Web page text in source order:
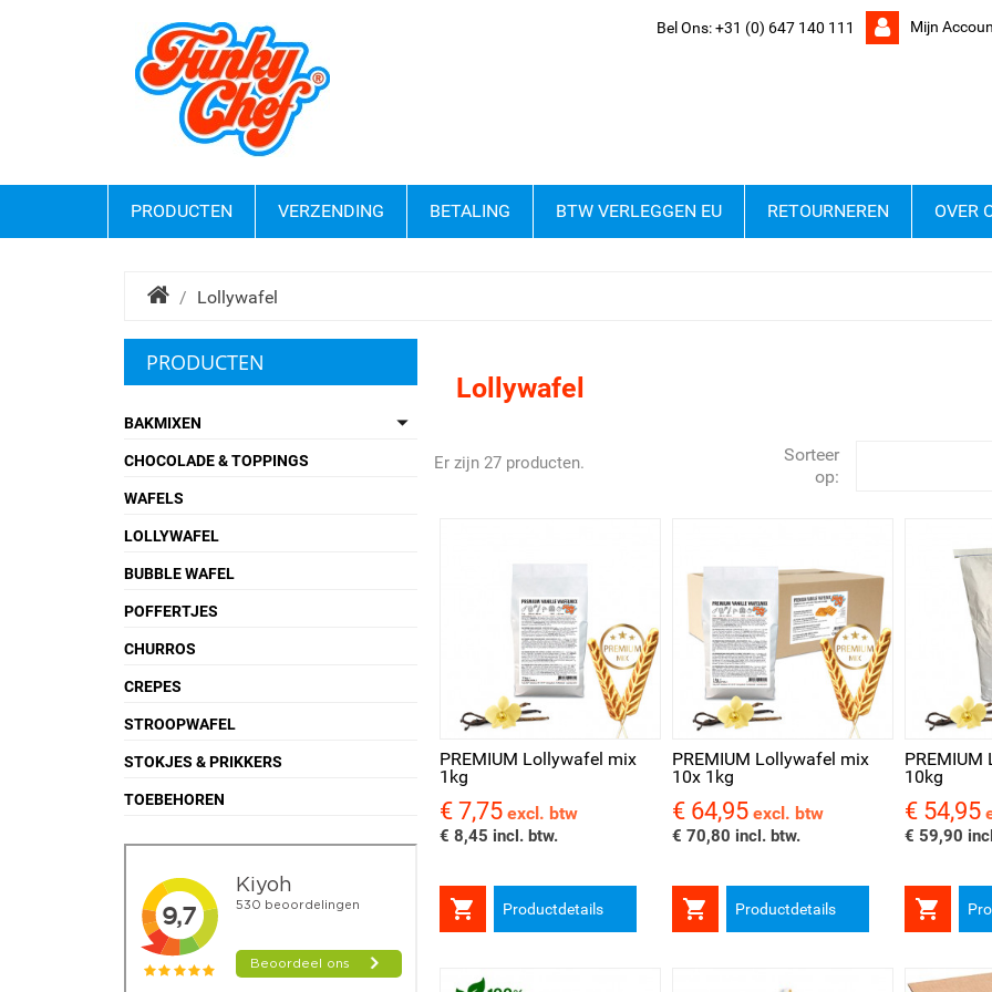
Mijn
Bel Ons:+31 (0) 647 140 111
PRODUCTEN VERZENDING BETALING BTW VERLEGGEN EU RETOURNEREN OVER
Lollywafel
PRODUCTEN

BAKMIXEN
CHOCOLADE & TOPPINGS
WAFELS
LOLLYWAFEL
BUBBLE WAFEL
POFFERTJES
CHURROS
CREPES
STROOPWAFEL
STOKJES & PRIKKERS
TOEBEHOREN
Lollywafel
Er zijn 27 producten.
Sorteer
op:
PREMIUM Lollywafel mix
1kg
Prijs
€ 7,75 excl. btw
€ 8,45 incl. btw.
 Productdetails
Snel bekijken
PREMIUM Lollywafel mix
10x 1kg
Prijs
€ 64,95 excl. btw
€ 70,80 incl. btw.
 Productdetails
Snel bekijken
10kg
Prijs
€ 54,95
€ 59,90

Snel